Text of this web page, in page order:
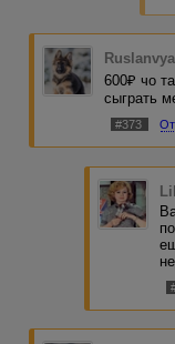
600₽ чо
сыграть
#373